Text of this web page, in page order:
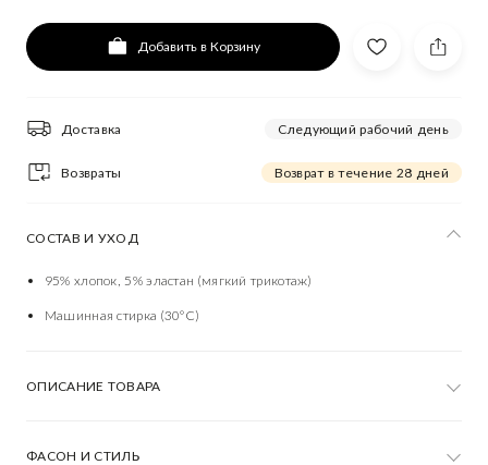
Добавить в Корзину
Доставка Следующий рабочий день
Возвраты Возврат в течение 28 дней
СОСТАВ И УХОД
95% хлопок, 5% эластан (мягкий трикотаж)
Машинная стирка (30°C)
ОПИСАНИЕ ТОВАРА
ФАСОН И СТИЛЬ